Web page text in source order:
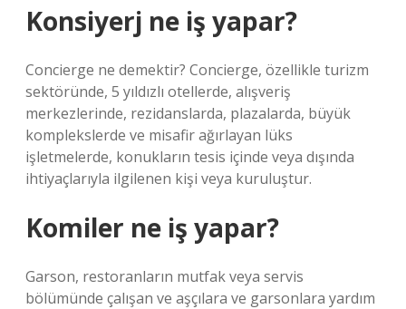
Konsiyerj ne iş yapar?
Concierge ne demektir? Concierge, özellikle turizm
sektöründe, 5 yıldızlı otellerde, alışveriş
merkezlerinde, rezidanslarda, plazalarda, büyük
komplekslerde ve misafir ağırlayan lüks
işletmelerde, konukların tesis içinde veya dışında
ihtiyaçlarıyla ilgilenen kişi veya kuruluştur.
Komiler ne iş yapar?
Garson, restoranların mutfak veya servis
bölümünde çalışan ve aşçılara ve garsonlara yardım